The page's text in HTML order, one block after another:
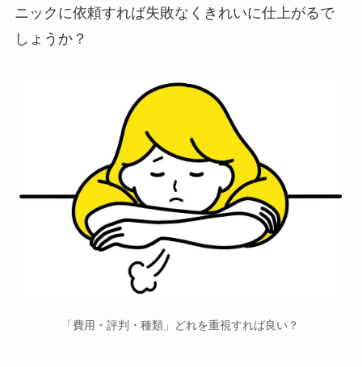
ニックに依頼すれば失敗なくきれいに仕上がるで
しょうか？
「費用・評判・種類」どれを重視すれば良い？